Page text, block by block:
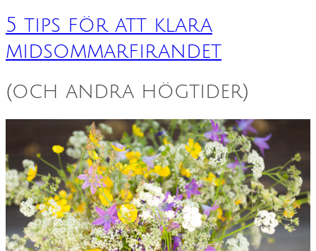
5 tips för att klara
midsommarfirandet
(och andra högtider)